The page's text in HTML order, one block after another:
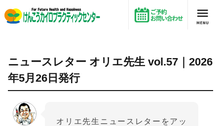
ニュースレター オリエ先生 vol.57｜2026年5月26日発行
ニュースレター オリエ先生 vol.57｜2026
年5月26日発行
オリエ先生ニュースレターをアッ